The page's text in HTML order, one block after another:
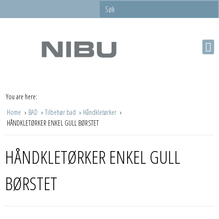
You are here:
Home
BAD Tilbehør bad
Håndkletørker
HÅNDKLETØRKER ENKEL GULL BØRSTET
HÅNDKLETØRKER ENKEL GULL
BØRSTET